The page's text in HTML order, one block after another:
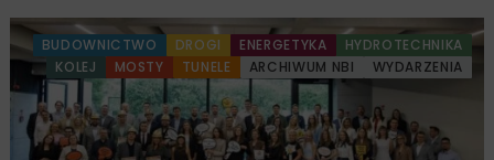
BUDOWNICTWO DROGI ENERGETYKA
HYDROTECHNIKA
KOLEJ
MOSTY TUNELE ARCHIWUM NBI WYDARZENIA